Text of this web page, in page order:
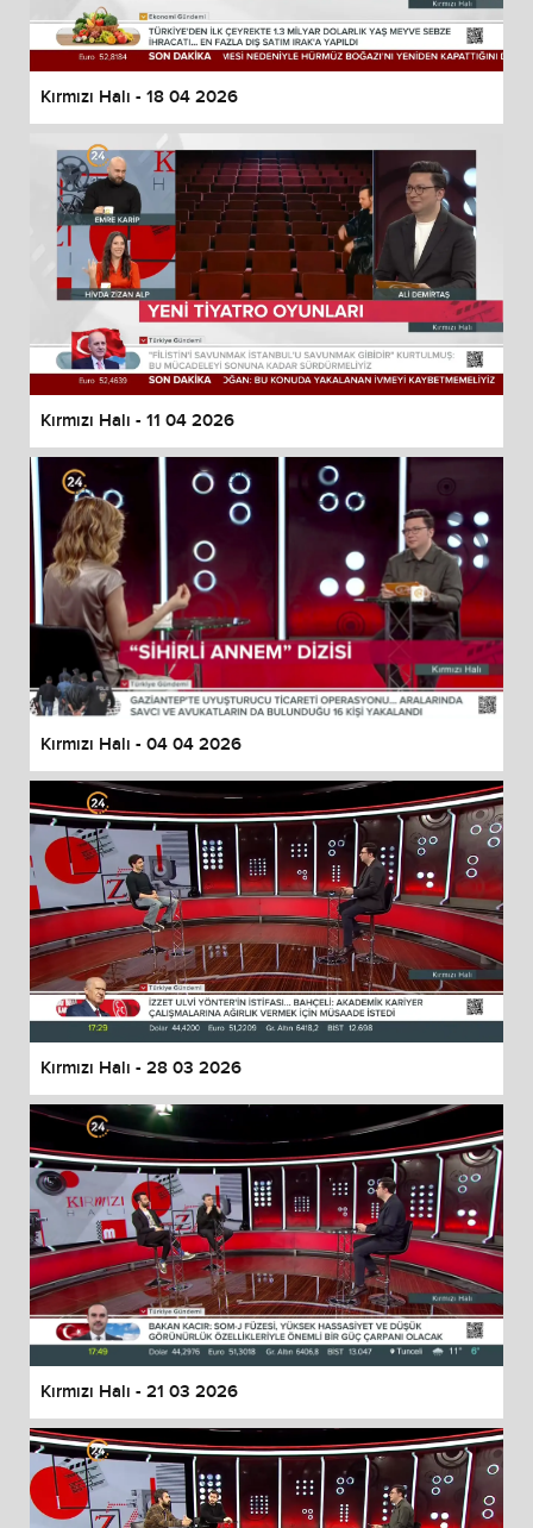
Kırmızı Halı - 18 04 2026
Kırmızı Halı - 11 04 2026
Kırmızı Halı - 04 04 2026
Kırmızı Halı - 28 03 2026
Kırmızı Halı - 21 03 2026